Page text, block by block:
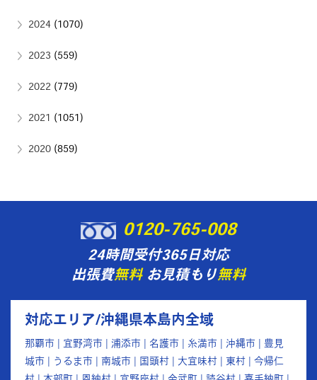
2024 (1070)
2023 (559)
2022 (779)
2021 (1051)
2020 (859)
0120-765-008
24時間受付365日対応
出張費無料お見積もり無料
対応エリア/沖縄県本島内全域
那覇市 | 宜野湾市 | 浦添市 | 名護市 | 糸満市 | 沖縄市 | 豊見
城市 | うるま市 | 南城市 | 国頭村 | 大宜味村 | 東村 | 今帰仁